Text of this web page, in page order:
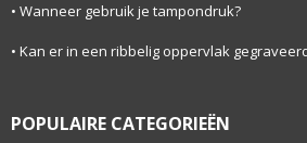
Wanneer gebruik je tampondruk?
Kan er in een ribbelig oppervlak
POPULAIRE CATEGORIEËN